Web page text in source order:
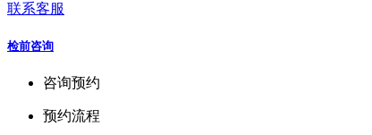
联系客服
检前咨询
咨询预约
预约流程